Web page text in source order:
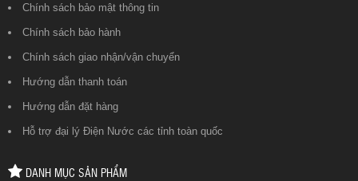
Chính sách bảo mật thông tin
Chính sách bảo hành
Chính sách giao nhận/vận chuyển
Hướng dẫn thanh toán
Hướng dẫn đặt hàng
Hỗ trợ đại lý Điện Nước các tỉnh toàn quốc
DANH MỤC SẢN PHẨM